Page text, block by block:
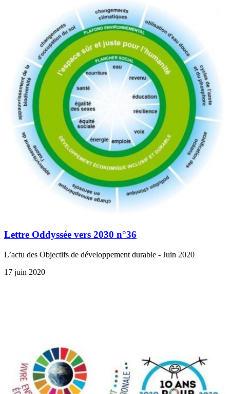
Lettre Oddyssée vers 2030 n°36
L’actu des Objectifs de développement durable - Juin 2020
17 juin 2020